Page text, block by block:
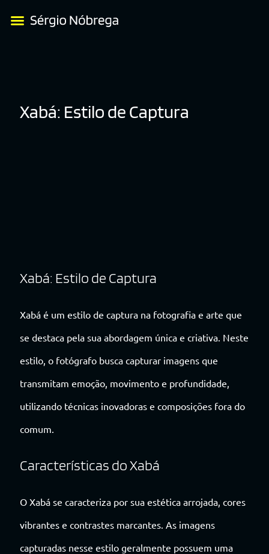
Xabá: Estilo de Captura
Xabá: Estilo de Captura
Xabá é um estilo de captura na fotografia e arte que
se destaca pela sua abordagem única e criativa. Neste
estilo, o fotógrafo busca capturar imagens que
transmitam emoção, movimento e profundidade,
utilizando técnicas inovadoras e composições fora do
comum.
Características do Xabá
O Xabá se caracteriza por sua estética arrojada, cores
vibrantes e contrastes marcantes. As imagens
capturadas nesse estilo geralmente possuem uma